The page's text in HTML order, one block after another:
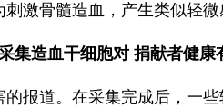
刺激骨髓造血，产生类似轻
造血干细胞对 捐献者健康
道。在采集完成后，一些